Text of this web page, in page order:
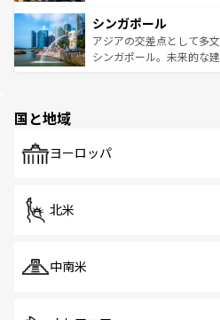
参照してほしい。
激する。気候は一年中温
が待っている。親しみや
た文化、そして多様な観
み、どこを訪れても感動
ており、効率よく見どこ
うな絶景から文化的な体
シンガポール
アジアの交差点として多
シンガポール。未来的な
で、ホーカーズは地元の
国と地域
ヨーロッパ
北米
中南米